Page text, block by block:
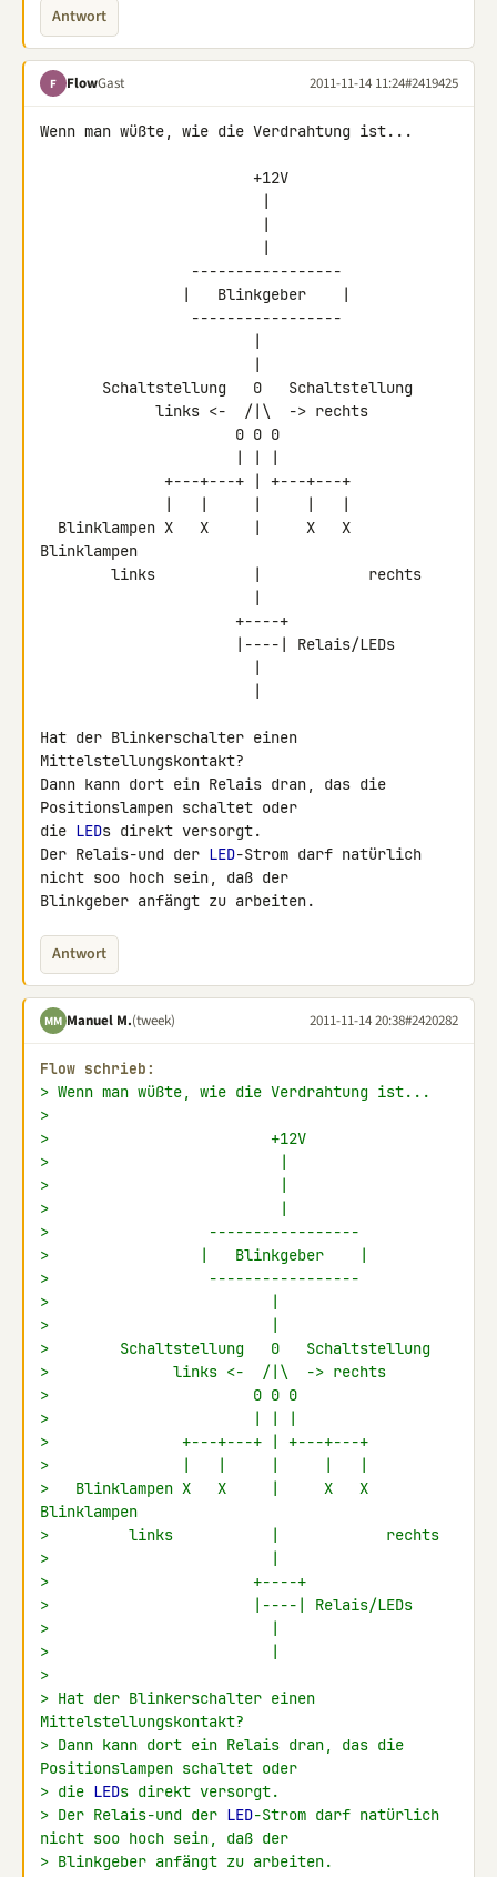
Antwort
F FlowGast 2011-11-14 11:24#2419425
Wenn man wüßte, wie die Verdrahtung ist...
Blinklampen
Hat der Blinkerschalter einen
Mittelstellungskontakt?
Dann kann dort ein Relais dran, das die
Positionslampen schaltet oder
die LEDs direkt versorgt.
Der Relais-und der LED-Strom darf natürlich
nicht soo hoch sein, daß der
Blinkgeber anfängt zu arbeiten.
Antwort
MM Manuel M.(tweek) 2011-11-14 20:38#2420282
Flow schrieb:
> Wenn man wüßte, wie die Verdrahtung ist...
>
>                         +12V
>                          |
>                          |
>                          |
>                  -----------------
>                 |   Blinkgeber    |
>                  -----------------
>                         |
>                         |
>        Schaltstellung   0   Schaltstellung
>              links <-  /|\  -> rechts
>                       0 0 0
>                       | | |
>               +---+---+ | +---+---+
>               |   |     |     |   |
>   Blinklampen X   X     |     X   X
Blinklampen
>         links           |            rechts
>                         |
>                       +----+
>                       |----| Relais/LEDs
>                         |
>                         |
>
> Hat der Blinkerschalter einen
Mittelstellungskontakt?
> Dann kann dort ein Relais dran, das die
Positionslampen schaltet oder
> die LEDs direkt versorgt.
> Der Relais-und der LED-Strom darf natürlich
nicht soo hoch sein, daß der
> Blinkgeber anfängt zu arbeiten.